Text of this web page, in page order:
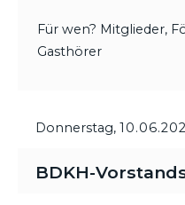
Für wen? Mitglieder,
Gasthörer
Donnerstag,
BDKH-